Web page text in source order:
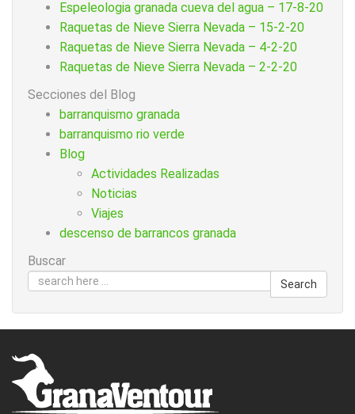
Espeleologia granada cueva del agua – 17-8-20
Raquetas de Nieve Sierra Nevada – 15-2-20
Raquetas de Nieve Sierra Nevada – 4-2-20
Raquetas de Nieve Sierra Nevada – 2-2-20
Secciones del Blog
barranquismo granada
barranquismo rio verde
Blog
Actividades Realizadas
Noticias
Viajes
descenso de barrancos granada
Buscar
Search